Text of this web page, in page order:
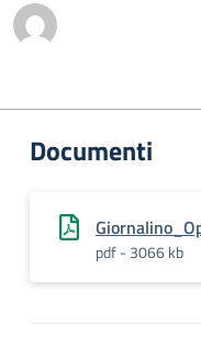
Documenti
pdf - 3066 kb